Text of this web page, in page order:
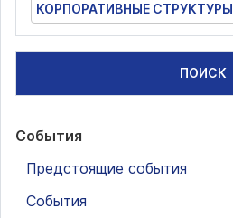
КОРПОРАТИВНЫЕ СТРУКТУРЫ
ПОИСК
События
Предстоящие события
События